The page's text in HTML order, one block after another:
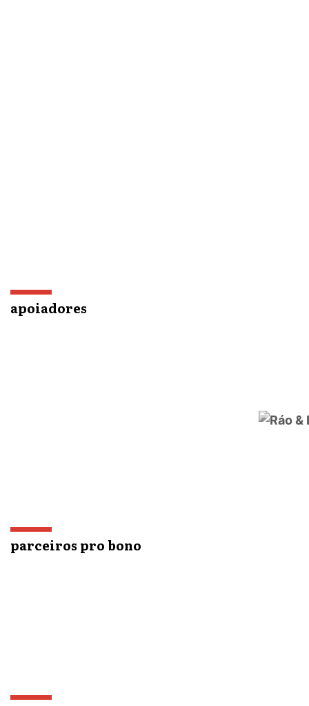
apoiadores
parceiros pro bono